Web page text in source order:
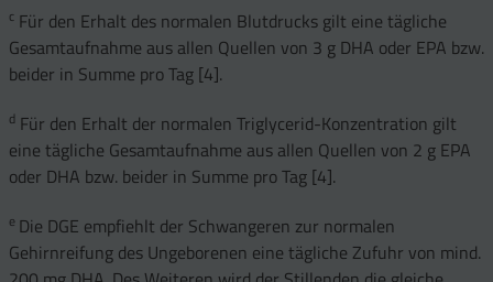
c Für den Erhalt des normalen Blutdrucks gilt eine tägliche
Gesamtaufnahme aus allen Quellen von 3 g DHA oder EPA bzw.
beider in Summe pro Tag [4].
d Für den Erhalt der normalen Triglycerid-Konzentration gilt
eine tägliche Gesamtaufnahme aus allen Quellen von 2 g EPA
oder DHA bzw. beider in Summe pro Tag [4].
e Die DGE empfiehlt der Schwangeren zur normalen
Gehirnreifung des Ungeborenen eine tägliche Zufuhr von mind.